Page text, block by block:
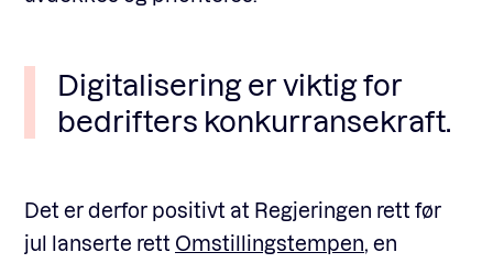
Digitalisering er viktig for
bedrifters konkurransekraft.
Det er derfor positivt at Regjeringen rett før
jul lanserte rett Omstillingstempen, en